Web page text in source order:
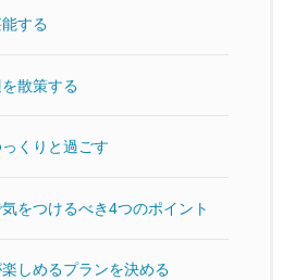
する
散策する
くりと過ごす
をつけるべき4つのポイント
しめるプランを決める